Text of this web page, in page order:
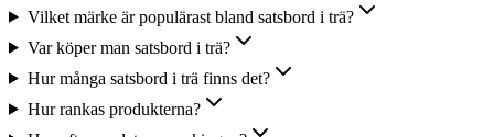
Vilket märke är populärast bland satsbord i trä?
Var köper man satsbord i trä?
Hur många satsbord i trä finns det?
Hur rankas produkterna?